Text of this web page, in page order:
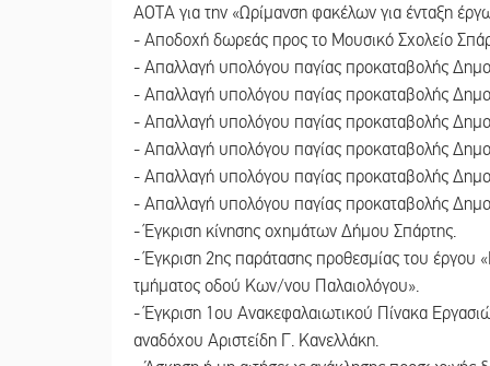
ΑΟΤΑ για την «Ωρίμανση φακέλων για ένταξη
- Αποδοχή δωρεάς προς το Μουσικό Σχολείο
- Απαλλαγή υπολόγου παγίας προκαταβολής
- Απαλλαγή υπολόγου παγίας προκαταβολής
- Απαλλαγή υπολόγου παγίας προκαταβολής
- Απαλλαγή υπολόγου παγίας προκαταβολής
- Απαλλαγή υπολόγου παγίας προκαταβολής
- Απαλλαγή υπολόγου παγίας προκαταβολής
- Έγκριση κίνησης οχημάτων Δήμου Σπάρτης.
- Έγκριση 2ης παράτασης προθεσμίας του έργου
τμήματος οδού Κων/νου Παλαιολόγου».
- Έγκριση 1ου Ανακεφαλαιωτικού Πίνακα
αναδόχου Αριστείδη Γ. Κανελλάκη.